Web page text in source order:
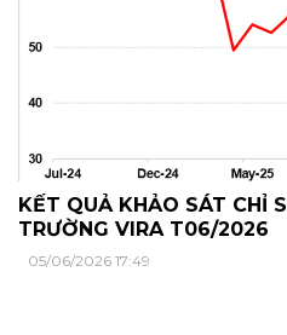
KẾT QUẢ KHẢO SÁT CHỈ
TRƯỜNG VIRA T06/2026
05/06/2026 17:49